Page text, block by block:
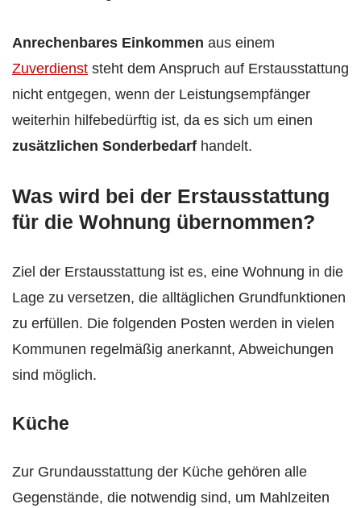
Anrechenbares Einkommen aus einem
Zuverdienst steht dem Anspruch auf Erstausstattung
nicht entgegen, wenn der Leistungsempfänger
weiterhin hilfebedürftig ist, da es sich um einen
zusätzlichen Sonderbedarf handelt.
Was wird bei der Erstausstattung
für die Wohnung übernommen?
Ziel der Erstausstattung ist es, eine Wohnung in die
Lage zu versetzen, die alltäglichen Grundfunktionen
zu erfüllen. Die folgenden Posten werden in vielen
Kommunen regelmäßig anerkannt, Abweichungen
sind möglich.
Küche
Zur Grundausstattung der Küche gehören alle
Gegenstände, die notwendig sind, um Mahlzeiten